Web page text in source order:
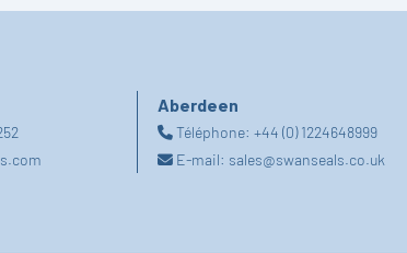
Aberdeen
Téléphone: +44 (0) 1224648999
E-mail: sales@swanseals.co.uk